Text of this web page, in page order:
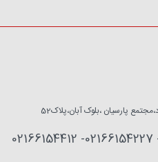
پارسیان ،بلوک آبان،پلاک52